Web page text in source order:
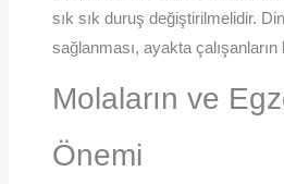
sık sık duruş değiştirilmelidir.
sağlanması, ayakta çalışanların
Molaların ve
Önemi